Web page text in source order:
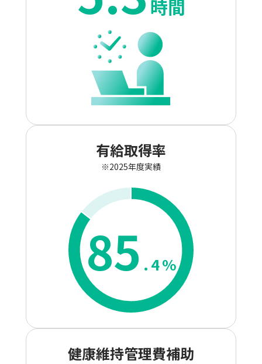
時間
有給取得率
※2025年度実績
85 .4%
健康維持管理費補助